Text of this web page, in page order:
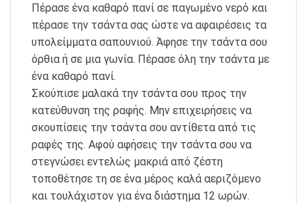
Πέρασε ένα καθαρό πανί σε παγωμένο νερό και
πέρασε την τσάντα σας ώστε να αφαιρέσεις τα
υπολείμματα σαπουνιού. Άφησε την τσάντα σου
όρθια ή σε μια γωνία. Πέρασε όλη την τσάντα με
ένα καθαρό πανί.
Σκούπισε μαλακά την τσάντα σου προς την
κατεύθυνση της ραφής. Μην επιχειρήσεις να
σκουπίσεις την τσάντα σου αντίθετα από τις
ραφές της. Αφού αφήσεις την τσάντα σου να
στεγνώσει εντελώς μακριά από ζέστη
τοποθέτησε τη σε ένα μέρος καλά αεριζόμενο
και τουλάχιστον για ένα διάστημα 12 ωρών.